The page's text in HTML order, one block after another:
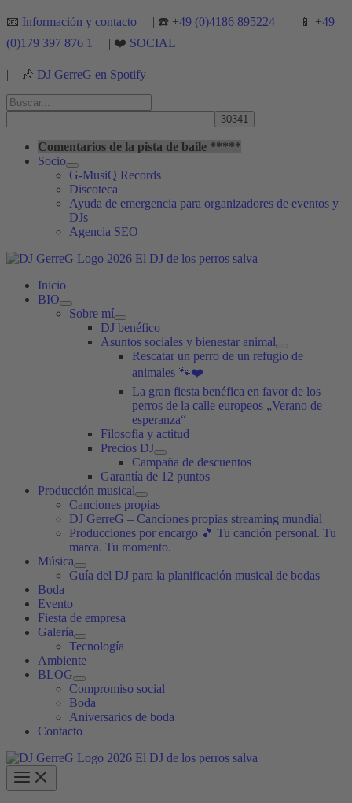
Ir
contenido
📧 Información y contacto | ☎️ +49 (0)4186 895224 | 📱 +49
(0)179 397 876 1
| ❤️ SOCIAL
| 🎶 DJ GerreG en Spotify
Buscar
por:
Comentarios de la pista de baile *****
Socio
G-MusiQ Records
Discoteca
Ayuda de emergencia para organizadores de eventos y
DJs
Agencia SEO
Inicio
BIO
Sobre mí
DJ benéfico
Asuntos sociales y bienestar animal
Rescatar un perro de un refugio de
animales 🐾❤️
La gran fiesta benéfica en favor de los
perros de la calle europeos „Verano de
esperanza“
Filosofía y actitud
Precios DJ
Campaña de descuentos
Garantía de 12 puntos
Producción musical
Canciones propias
DJ GerreG – Canciones propias streaming mundial
Producciones por encargo 🎵 Tu canción personal. Tu
marca. Tu momento.
Música
Guía del DJ para la planificación musical de bodas
Boda
Evento
Fiesta de empresa
Galería
Tecnología
Ambiente
BLOG
Compromiso social
Boda
Aniversarios de boda
Contacto